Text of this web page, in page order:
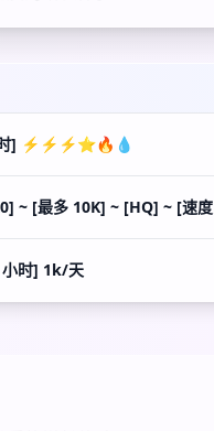
] ⚡️⚡️⚡️⭐🔥💧
~ [最多 10K] ~ [HQ] ~ [速
时] 1k/天